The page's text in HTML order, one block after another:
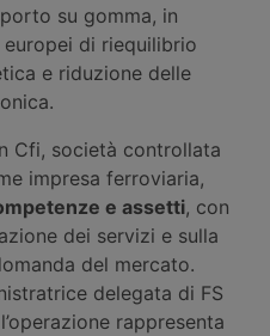
su gomma, in
di riequilibrio
e riduzione delle
Cfi, società controllata
impresa ferroviaria,
e assetti, con
dei servizi e sulla
del mercato.
delegata di FS
rappresenta